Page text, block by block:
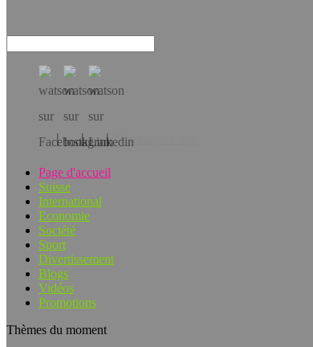
Téléchargez l’app!
Page d'accueil
Suisse
International
Economie
Société
Sport
Divertissement
Blogs
Vidéos
Promotions
Thèmes du moment